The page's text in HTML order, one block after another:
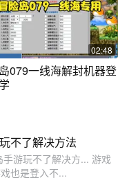
02:48
079一线海解封机器登
不了解决方法
游玩不了解决方... 游戏
也是登入不...